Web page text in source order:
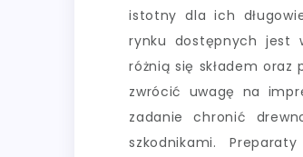
istotny dla ich
rynku dostępnych jest
różnią się składem oraz
zwrócić uwagę na
zadanie chronić
szkodnikami.